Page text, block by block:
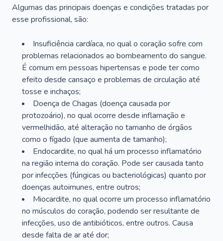
Algumas das principais doenças e condições tratadas por
esse profissional, são:
Insuficiência cardíaca, no qual o coração sofre com
problemas relacionados ao bombeamento do sangue.
É comum em pessoas hipertensas e pode ter como
efeito desde cansaço e problemas de circulação até
tosse e inchaços;
Doença de Chagas (doença causada por
protozoário), no qual ocorre desde inflamação e
vermelhidão, até alteração no tamanho de órgãos
como o fígado (que aumenta de tamanho);
Endocardite, no qual há um processo inflamatório
na região interna do coração. Pode ser causada tanto
por infecções (fúngicas ou bacteriológicas) quanto por
doenças autoimunes, entre outros;
Miocardite, no qual ocorre um processo inflamatório
no músculos do coração, podendo ser resultante de
infecções, uso de antibióticos, entre outros. Causa
desde falta de ar até dor;